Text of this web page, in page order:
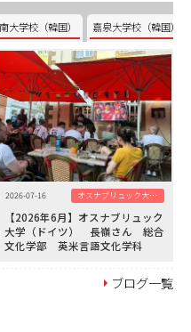
大学校（韓国） 嘉泉大学校（韓国）
2026-07-16 オスナブリュック大学（ドイツ）
【2026年6月】オスナブリュック
大学（ドイツ） 長嶺さん 総合
文化学部 英米言語文化学科
ブログ一覧